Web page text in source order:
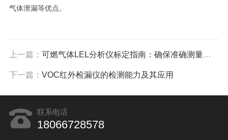
气体泄漏等优点。
上一篇： 可燃气体LEL分析仪标定指南：确保准确测量和安全监测
下一篇： VOC红外检漏仪的检测能力及其应用
联系电话
18066728578